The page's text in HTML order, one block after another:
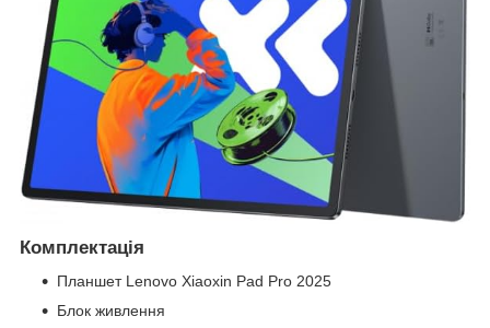
Комплектація
Планшет Lenovo Xiaoxin Pad Pro 2025
Блок живлення